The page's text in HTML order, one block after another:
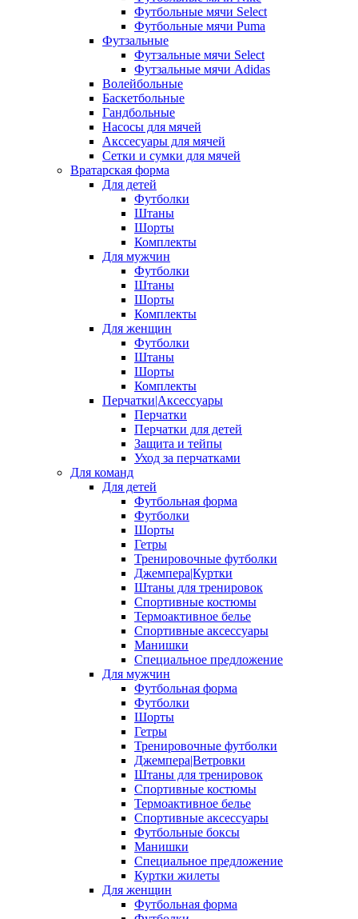
Футбольные мячи Select
Футбольные мячи Puma
Футзальные
Футзальные мячи Select
Футзальные мячи Adidas
Волейбольные
Баскетбольные
Гандбольные
Насосы для мячей
Акссесуары для мячей
Сетки и сумки для мячей
Вратарская форма
Для детей
Футболки
Штаны
Шорты
Комплекты
Для мужчин
Футболки
Штаны
Шорты
Комплекты
Для женщин
Футболки
Штаны
Шорты
Комплекты
Перчатки|Аксессуары
Перчатки
Перчатки для детей
Защита и тейпы
Уход за перчатками
Для команд
Для детей
Футбольная форма
Футболки
Шорты
Гетры
Тренировочные футболки
Джемпера|Куртки
Штаны для тренировок
Спортивные костюмы
Термоактивное белье
Спортивные аксессуары
Манишки
Специальное предложение
Для мужчин
Футбольная форма
Футболки
Шорты
Гетры
Тренировочные футболки
Джемпера|Ветровки
Штаны для тренировок
Спортивные костюмы
Термоактивное белье
Спортивные аксессуары
Футбольные боксы
Манишки
Специальное предложение
Куртки жилеты
Для женщин
Футбольная форма